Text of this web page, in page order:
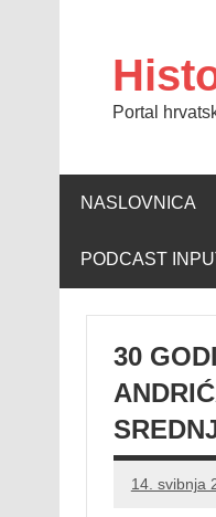
Portal
NASLOVNICA
PODCAST
30
14. svibnja